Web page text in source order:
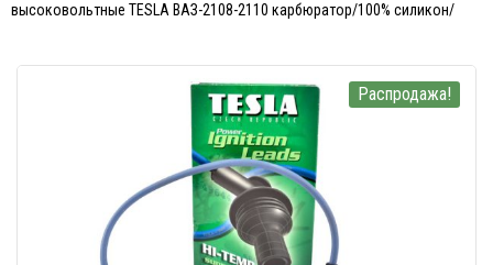
высоковольтные TESLA ВАЗ-2108-2110 карбюратор/100% силикон/
Распродажа!